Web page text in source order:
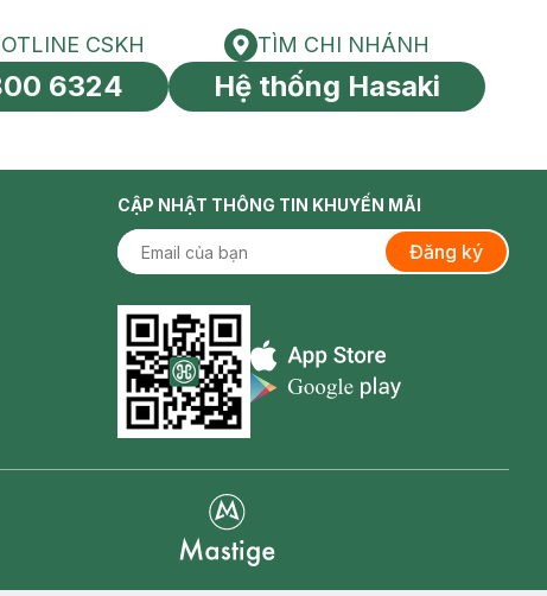
tín toàn cầu
HOTLINE CSKH
CSKH
6324
Tìm chi nhánh
TÌM CHI NHÁNH
Hệ thống Hasaki
CẬP NHẬT THÔNG TIN KHUYẾN MÃI
Đăng ký
Appstore icon